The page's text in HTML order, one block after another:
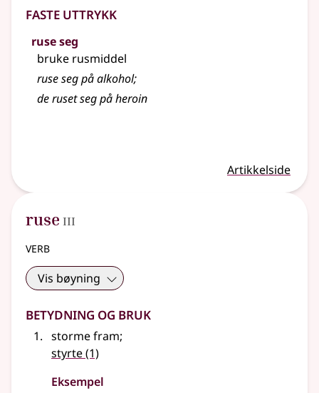
Faste uttrykk
ruse seg
bruke rusmiddel
ruse seg på alkohol;
de ruset seg på heroin
Artikkelside
ruse 3
III
verb
Vis bøyning
Betydning og bruk
storme fram;
styrte(1)
Eksempel